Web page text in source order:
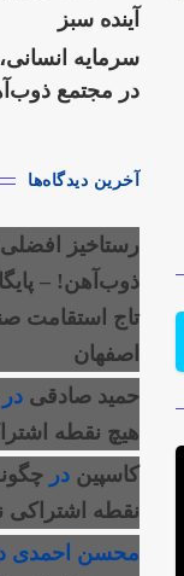
آینده سبز
سرمایه
در مجتمع
آخرین دیدگاه‌ها
رستاخیز
ذوب‌آهن! –
تاج استقامت
اصفهان
حمید صادقی در
هیچ نقطه
کاسپین در
نقطه اشتراکی
محسن احمدی